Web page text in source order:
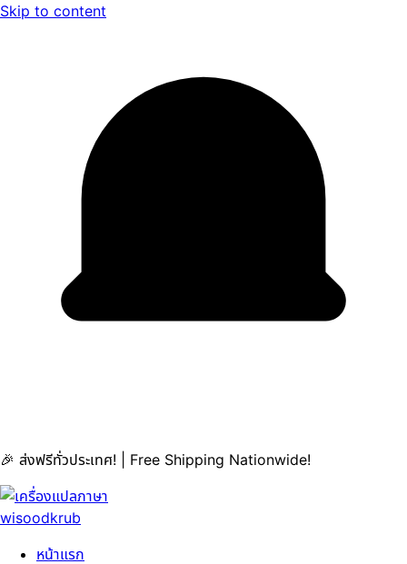
Skip to content
🎉 ส่งฟรีทั่วประเทศ! | Free Shipping Nationwide!
หน้าแรก